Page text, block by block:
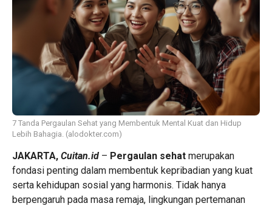
7 Tanda Pergaulan Sehat yang Membentuk Mental Kuat dan Hidup
Lebih Bahagia. (alodokter.com)
JAKARTA, Cuitan.id – Pergaulan sehat merupakan
fondasi penting dalam membentuk kepribadian yang kuat
serta kehidupan sosial yang harmonis. Tidak hanya
berpengaruh pada masa remaja, lingkungan pertemanan